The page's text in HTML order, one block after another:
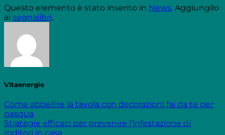
Questo elemento è stato inserito in News. Aggiungilo
ai segnalibri.
Vitaenergie
Come abbellire la tavola con decorazioni fai da te per
pasqua
Strategie efficaci per prevenire l’infestazione di
roditori in casa